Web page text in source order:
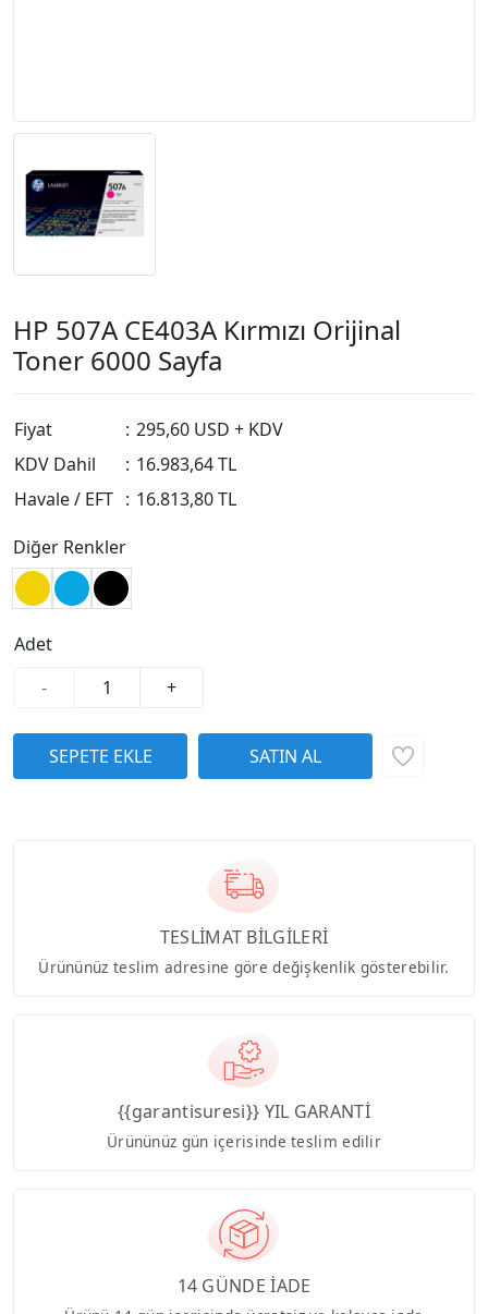
HP 507A CE403A Kırmızı Orijinal
Toner 6000 Sayfa
Fiyat : 295,60 USD + KDV
KDV Dahil
: 16.983,64 TL
Havale / EFT : 16.813,80 TL
Diğer Renkler
Adet
-
+
TESLİMAT BİLGİLERİ
Ürününüz teslim adresine göre değişkenlik gösterebilir.
{{garantisuresi}} YIL GARANTİ
Ürününüz gün içerisinde teslim edilir
14 GÜNDE İADE